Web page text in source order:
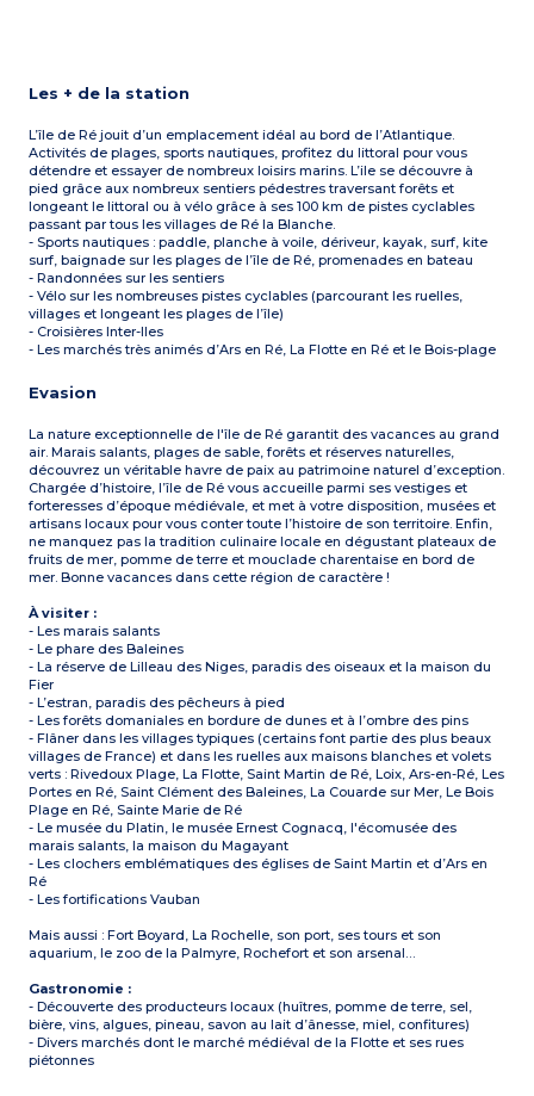
Les + de la station
L’île de Ré jouit d’un emplacement idéal au bord de l’Atlantique.
Activités de plages, sports nautiques, profitez du littoral pour vous
détendre et essayer de nombreux loisirs marins. L’ile se découvre à
pied grâce aux nombreux sentiers pédestres traversant forêts et
longeant le littoral ou à vélo grâce à ses 100 km de pistes cyclables
passant par tous les villages de Ré la Blanche.
- Sports nautiques : paddle, planche à voile, dériveur, kayak, surf, kite
surf, baignade sur les plages de l’île de Ré, promenades en bateau
- Randonnées sur les sentiers
- Vélo sur les nombreuses pistes cyclables (parcourant les ruelles,
villages et longeant les plages de l’île)
- Croisières Inter-Iles
- Les marchés très animés d’Ars en Ré, La Flotte en Ré et le Bois-plage
Evasion
La nature exceptionnelle de l'île de Ré garantit des vacances au grand
air. Marais salants, plages de sable, forêts et réserves naturelles,
découvrez un véritable havre de paix au patrimoine naturel d’exception.
Chargée d’histoire, l’île de Ré vous accueille parmi ses vestiges et
forteresses d’époque médiévale, et met à votre disposition, musées et
artisans locaux pour vous conter toute l’histoire de son territoire. Enfin,
ne manquez pas la tradition culinaire locale en dégustant plateaux de
fruits de mer, pomme de terre et mouclade charentaise en bord de
mer. Bonne vacances dans cette région de caractère !
À visiter :
- Les marais salants
- Le phare des Baleines
- La réserve de Lilleau des Niges, paradis des oiseaux et la maison du
Fier
- L’estran, paradis des pêcheurs à pied
- Les forêts domaniales en bordure de dunes et à l’ombre des pins
- Flâner dans les villages typiques (certains font partie des plus beaux
villages de France) et dans les ruelles aux maisons blanches et volets
verts : Rivedoux Plage, La Flotte, Saint Martin de Ré, Loix, Ars-en-Ré, Les
Portes en Ré, Saint Clément des Baleines, La Couarde sur Mer, Le Bois
Plage en Ré, Sainte Marie de Ré
- Le musée du Platin, le musée Ernest Cognacq, l'écomusée des
marais salants, la maison du Magayant
- Les clochers emblématiques des églises de Saint Martin et d’Ars en
Ré
- Les fortifications Vauban
Mais aussi : Fort Boyard, La Rochelle, son port, ses tours et son
aquarium, le zoo de la Palmyre, Rochefort et son arsenal…
Gastronomie :
- Découverte des producteurs locaux (huîtres, pomme de terre, sel,
bière, vins, algues, pineau, savon au lait d’ânesse, miel, confitures)
- Divers marchés dont le marché médiéval de la Flotte et ses rues
piétonnes